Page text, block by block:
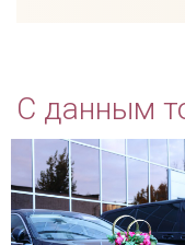
С данным